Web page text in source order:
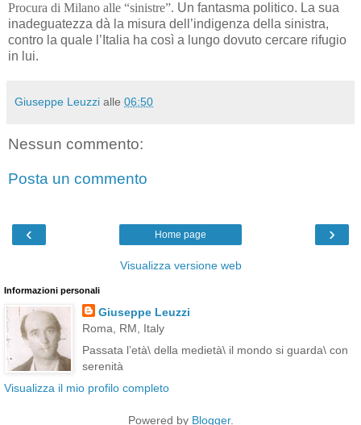
Procura di Milano alle “sinistre”. Un fantasma politico. La sua
inadeguatezza dà la misura dell’indigenza della sinistra,
contro la quale l’Italia ha così a lungo dovuto cercare rifugio
in lui.
Giuseppe Leuzzi alle 06:50
Nessun commento:
Posta un commento
‹ ›
Home page
Visualizza versione web
Informazioni personali
Giuseppe Leuzzi
Roma, RM, Italy
Passata l’età\ della medietà\ il mondo si guarda\ con
serenità
Visualizza il mio profilo completo
Powered by Blogger.